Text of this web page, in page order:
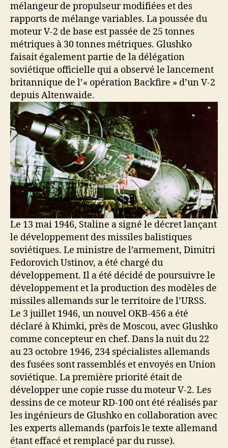
mélangeur de propulseur modifiées et des
rapports de mélange variables. La poussée du
moteur V-2 de base est passée de 25 tonnes
métriques à 30 tonnes métriques. Glushko
faisait également partie de la délégation
soviétique officielle qui a observé le lancement
britannique de l’« opération Backfire » d’un V-2
depuis Altenwaide.
Le 13 mai 1946, Staline a signé le décret lançant
le développement des missiles balistiques
soviétiques. Le ministre de l’armement, Dimitri
Fedorovich Ustinov, a été chargé du
développement. Il a été décidé de poursuivre le
développement et la production des modèles de
missiles allemands sur le territoire de l’URSS.
Le 3 juillet 1946, un nouvel OKB-456 a été
déclaré à Khimki, près de Moscou, avec Glushko
comme concepteur en chef. Dans la nuit du 22
au 23 octobre 1946, 234 spécialistes allemands
des fusées sont rassemblés et envoyés en Union
soviétique. La première priorité était de
développer une copie russe du moteur V-2. Les
dessins de ce moteur RD-100 ont été réalisés par
les ingénieurs de Glushko en collaboration avec
les experts allemands (parfois le texte allemand
étant effacé et remplacé par du russe).